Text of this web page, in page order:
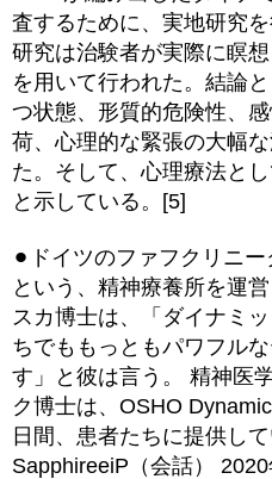
査するために、実地研究
研究は治験者が実際に瞑
を用いて行われた。結論
つ状態、形質的危険性、
荷、心理的な緊張の大幅
た。そして、心理療法と
と示している。[5]
⚫︎ドイツのファフクリニ
という、精神療養所を運
スカ博士は、「ダイナミ
ちでももっともパワフル
す」と彼は言う。 精神医
ク博士は、OSHO
日間、患者たちに提供し
SapphireeiP（会話）